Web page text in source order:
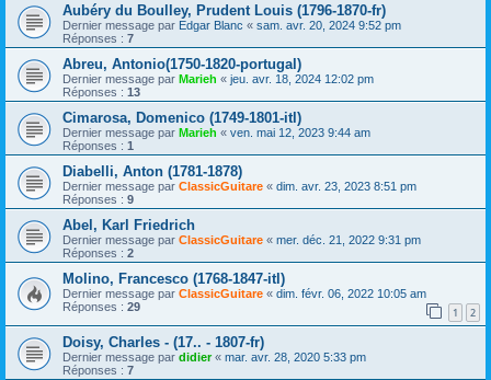
Aubéry du Boulley, Prudent Louis (1796-1870-fr)
Dernier message par Edgar Blanc « sam. avr. 20, 2024 9:52 pm
Réponses : 7
Abreu, Antonio(1750-1820-portugal)
Dernier message par Marieh « jeu. avr. 18, 2024 12:02 pm
Réponses : 13
Cimarosa, Domenico (1749-1801-itl)
Dernier message par Marieh « ven. mai 12, 2023 9:44 am
Réponses : 1
Diabelli, Anton (1781-1878)
Dernier message par ClassicGuitare « dim. avr. 23, 2023 8:51 pm
Réponses : 9
Abel, Karl Friedrich
Dernier message par ClassicGuitare « mer. déc. 21, 2022 9:31 pm
Réponses : 2
Molino, Francesco (1768-1847-itl)
Dernier message par ClassicGuitare « dim. févr. 06, 2022 10:05 am
Réponses : 29 1 2
Doisy, Charles - (17.. - 1807-fr)
Dernier message par didier« mar. avr. 28, 2020 5:33 pm
Réponses : 7